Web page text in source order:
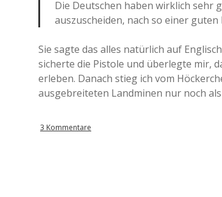
Die Deutschen haben wirklich sehr
auszuscheiden, nach so einer guten
Sie sagte das alles natürlich auf
sicherte die Pistole und überlegte mir,
erleben. Danach stieg ich vom
ausgebreiteten Landminen nur noch
3 Kommentare